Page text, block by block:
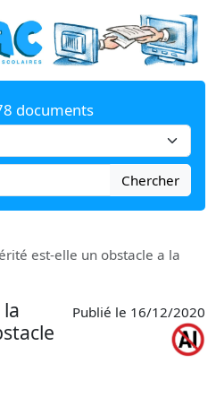
documents
Chercher
est-elle un obstacle a la
Publié le 16/12/2020